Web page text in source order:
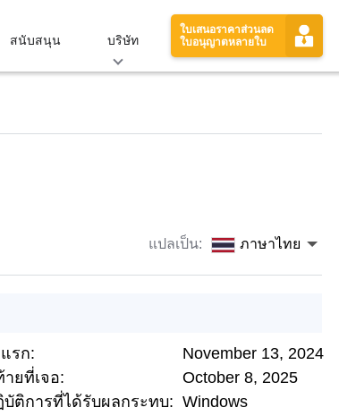
สนับสนุน บริษัท
ใบเสนอราคาส่วนลด
ใบอนุญาตหลายใบ
แปลเป็น: ภาษาไทย
รก:
November 13, 2024
ยที่เจอ:
October 8, 2025
บัติการที่ได้รับผลกระทบ: Windows